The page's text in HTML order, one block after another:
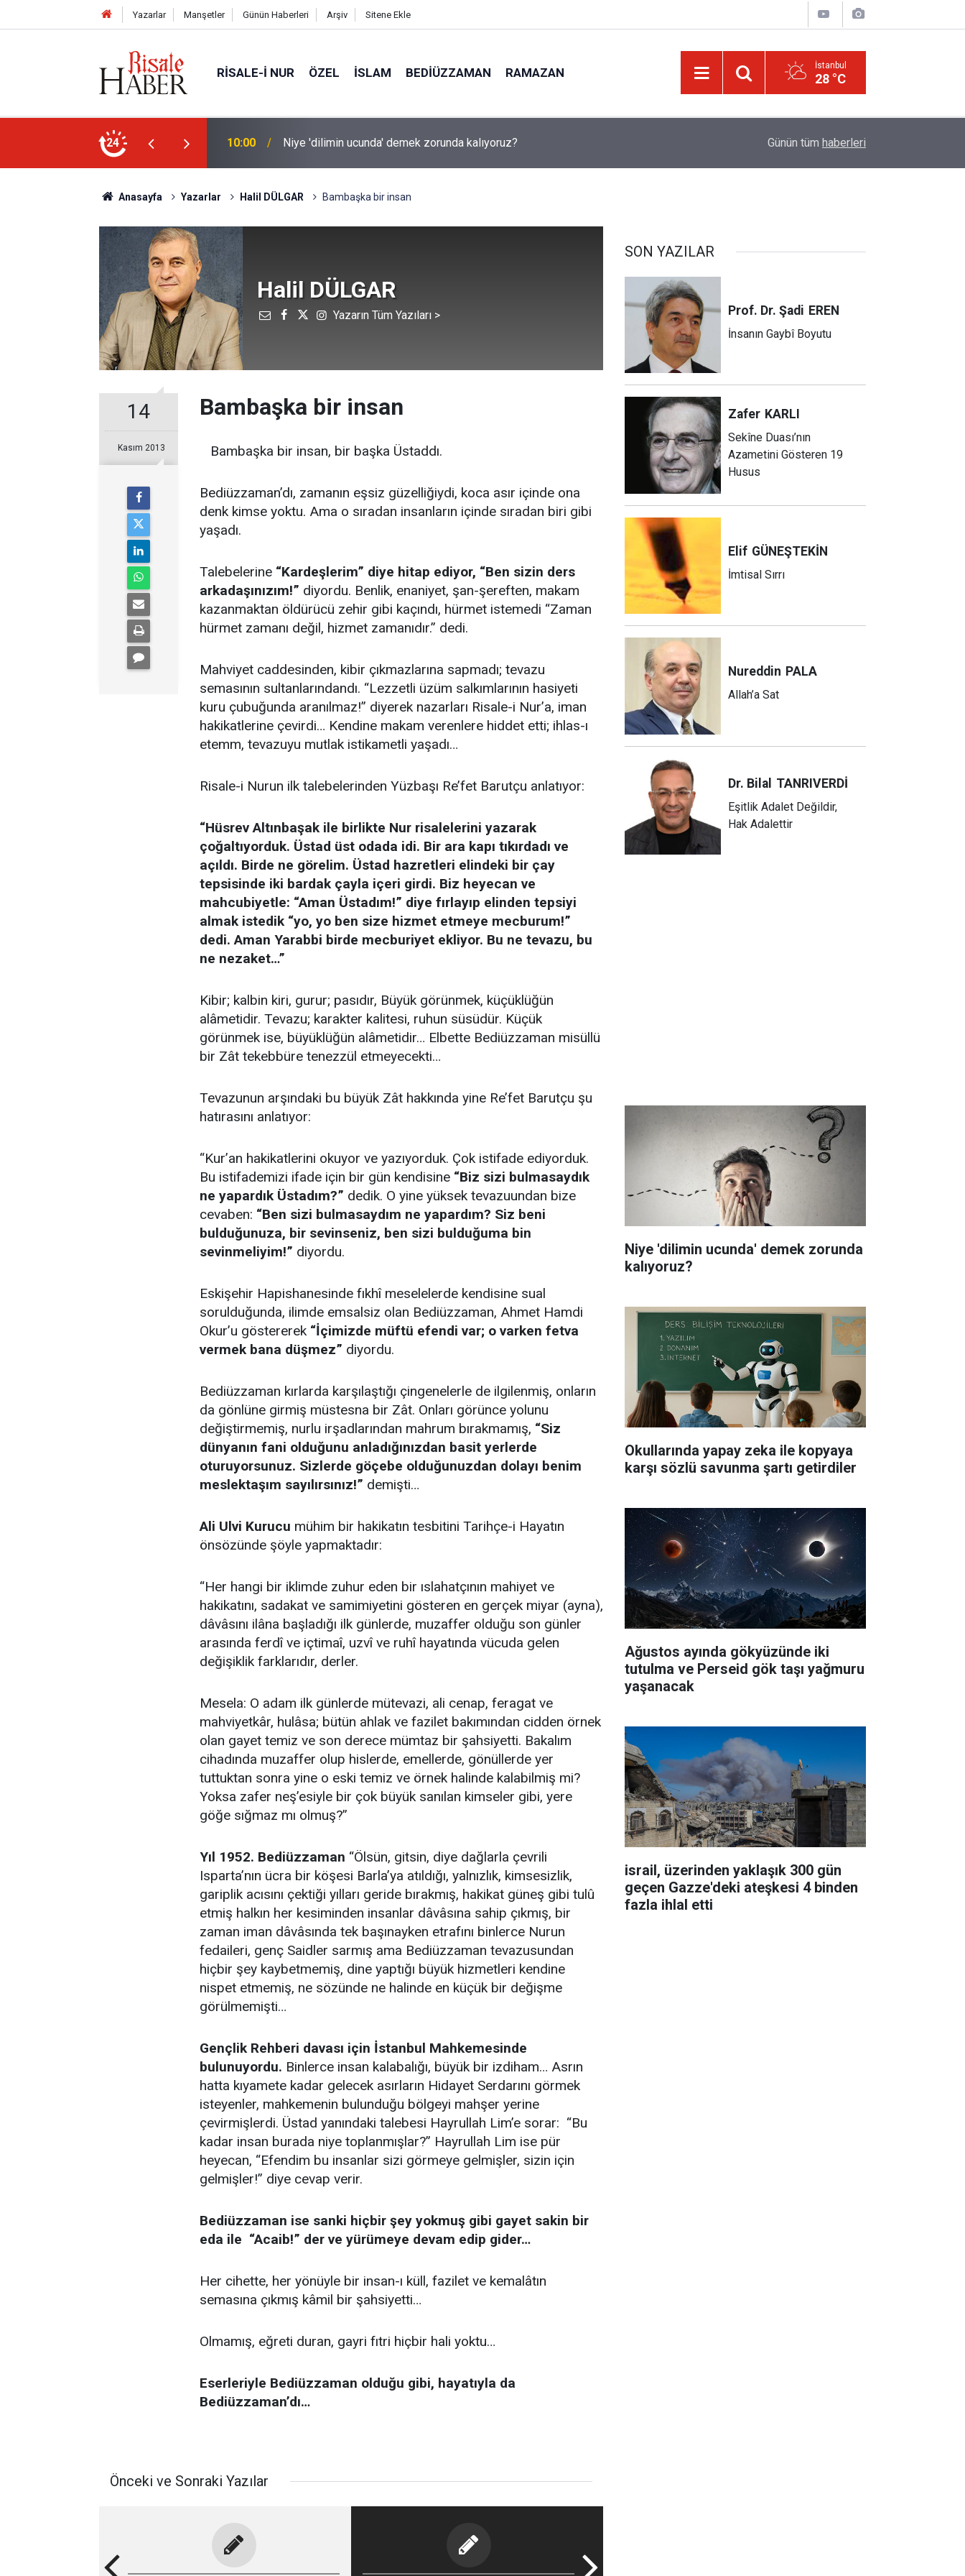
Yazarlar Manşetler Günün Haberleri Arşiv Sitene Ekle
RISALE-I NUR ÖZEL İSLAM BEDIÜZZAMAN RAMAZAN İstanbul
28 °C
24 09:45 Okullarında yapay zeka ile kopyaya karşı sözlü savunma şartı getirdiler
yaşanacak
Günün tüm haberleri
Anasayfa Yazarlar Halil DÜLGAR Bambaşka bir insan
Halil DÜLGAR
Yazarın Tüm Yazıları >
14
Kasım 2013
Bambaşka bir insan
Bambaşka bir insan, bir başka Üstaddı.
Bediüzzaman’dı, zamanın eşsiz güzelliğiydi, koca asır içinde ona
denk kimse yoktu. Ama o sıradan insanların içinde sıradan biri gibi
yaşadı.
Talebelerine “Kardeşlerim” diye hitap ediyor, “Ben sizin ders
arkadaşınızım!” diyordu. Benlik, enaniyet, şan-şereften, makam
kazanmaktan öldürücü zehir gibi kaçındı, hürmet istemedi “Zaman
hürmet zamanı değil, hizmet zamanıdır.” dedi.
Mahviyet caddesinden, kibir çıkmazlarına sapmadı; tevazu
semasının sultanlarındandı. “Lezzetli üzüm salkımlarının hasiyeti
kuru çubuğunda aranılmaz!” diyerek nazarları Risale-i Nur’a, iman
hakikatlerine çevirdi… Kendine makam verenlere hiddet etti; ihlas-ı
etemm, tevazuyu mutlak istikametli yaşadı…
Risale-i Nurun ilk talebelerinden Yüzbaşı Re’fet Barutçu anlatıyor:
“Hüsrev Altınbaşak ile birlikte Nur risalelerini yazarak
çoğaltıyorduk. Üstad üst odada idi. Bir ara kapı tıkırdadı ve
açıldı. Birde ne görelim. Üstad hazretleri elindeki bir çay
tepsisinde iki bardak çayla içeri girdi. Biz heyecan ve
mahcubiyetle: “Aman Üstadım!” diye fırlayıp elinden tepsiyi
almak istedik “yo, yo ben size hizmet etmeye mecburum!”
dedi. Aman Yarabbi birde mecburiyet ekliyor. Bu ne tevazu, bu
ne nezaket…”
Kibir; kalbin kiri, gurur; pasıdır, Büyük görünmek, küçüklüğün
alâmetidir. Tevazu; karakter kalitesi, ruhun süsüdür. Küçük
görünmek ise, büyüklüğün alâmetidir… Elbette Bediüzzaman misüllü
bir Zât tekebbüre tenezzül etmeyecekti…
Tevazunun arşındaki bu büyük Zât hakkında yine Re’fet Barutçu şu
hatırasını anlatıyor:
“Kur’an hakikatlerini okuyor ve yazıyorduk. Çok istifade ediyorduk.
Bu istifademizi ifade için bir gün kendisine “Biz sizi bulmasaydık
ne yapardık Üstadım?” dedik. O yine yüksek tevazuundan bize
cevaben: “Ben sizi bulmasaydım ne yapardım? Siz beni
bulduğunuza, bir sevinseniz, ben sizi bulduğuma bin
sevinmeliyim!” diyordu.
Eskişehir Hapishanesinde fıkhî meselelerde kendisine sual
sorulduğunda, ilimde emsalsiz olan Bediüzzaman, Ahmet Hamdi
Okur’u göstererek “İçimizde müftü efendi var; o varken fetva
vermek bana düşmez” diyordu.
Bediüzzaman kırlarda karşılaştığı çingenelerle de ilgilenmiş, onların
da gönlüne girmiş müstesna bir Zât. Onları görünce yolunu
değiştirmemiş, nurlu irşadlarından mahrum bırakmamış, “Siz
dünyanın fani olduğunu anladığınızdan basit yerlerde
oturuyorsunuz. Sizlerde göçebe olduğunuzdan dolayı benim
meslektaşım sayılırsınız!” demişti…
Ali Ulvi Kurucu mühim bir hakikatın tesbitini Tarihçe-i Hayatın
önsözünde şöyle yapmaktadır:
“Her hangi bir iklimde zuhur eden bir ıslahatçının mahiyet ve
hakikatını, sadakat ve samimiyetini gösteren en gerçek miyar (ayna),
dâvâsını ilâna başladığı ilk günlerde, muzaffer olduğu son günler
arasında ferdî ve içtimaî, uzvî ve ruhî hayatında vücuda gelen
değişiklik farklarıdır, derler.
Mesela: O adam ilk günlerde mütevazi, ali cenap, feragat ve
mahviyetkâr, hulâsa; bütün ahlak ve fazilet bakımından cidden örnek
olan gayet temiz ve son derece mümtaz bir şahsiyetti. Bakalım
cihadında muzaffer olup hislerde, emellerde, gönüllerde yer
tuttuktan sonra yine o eski temiz ve örnek halinde kalabilmiş mi?
Yoksa zafer neş’esiyle bir çok büyük sanılan kimseler gibi, yere
göğe sığmaz mı olmuş?”
Yıl 1952. Bediüzzaman “Ölsün, gitsin, diye dağlarla çevrili
Isparta’nın ücra bir köşesi Barla’ya atıldığı, yalnızlık, kimsesizlik,
gariplik acısını çektiği yılları geride bırakmış, hakikat güneş gibi tulû
etmiş halkın her kesiminden insanlar dâvâsına sahip çıkmış, bir
zaman iman dâvâsında tek başınayken etrafını binlerce Nurun
fedaileri, genç Saidler sarmış ama Bediüzzaman tevazusundan
hiçbir şey kaybetmemiş, dine yaptığı büyük hizmetleri kendine
nispet etmemiş, ne sözünde ne halinde en küçük bir değişme
görülmemişti…
Gençlik Rehberi davası için İstanbul Mahkemesinde
bulunuyordu. Binlerce insan kalabalığı, büyük bir izdiham… Asrın
hatta kıyamete kadar gelecek asırların Hidayet Serdarını görmek
isteyenler, mahkemenin bulunduğu bölgeyi mahşer yerine
çevirmişlerdi. Üstad yanındaki talebesi Hayrullah Lim’e sorar: “Bu
kadar insan burada niye toplanmışlar?” Hayrullah Lim ise pür
heyecan, “Efendim bu insanlar sizi görmeye gelmişler, sizin için
gelmişler!” diye cevap verir.
Bediüzzaman ise sanki hiçbir şey yokmuş gibi gayet sakin bir
eda ile “Acaib!” der ve yürümeye devam edip gider…
Her cihette, her yönüyle bir insan-ı küll, fazilet ve kemalâtın
semasına çıkmış kâmil bir şahsiyetti…
Olmamış, eğreti duran, gayri fıtri hiçbir hali yoktu…
Eserleriyle Bediüzzaman olduğu gibi, hayatıyla da
Bediüzzaman’dı…
Önceki ve Sonraki Yazılar
SON YAZILAR
Prof. Dr. Şadi EREN
İnsanın Gaybî Boyutu
Zafer KARLI
Sekîne Duası’nın
Azametini Gösteren 19
Husus
Elif GÜNEŞTEKİN
İmtisal Sırrı
Nureddin PALA
Allah’a Sat
Dr. Bilal TANRIVERDİ
Eşitlik Adalet Değildir,
Hak Adalettir
Niye 'dilimin ucunda' demek zorunda
kalıyoruz?
Okullarında yapay zeka ile kopyaya
karşı sözlü savunma şartı getirdiler
Ağustos ayında gökyüzünde iki
tutulma ve Perseid gök taşı yağmuru
yaşanacak
israil, üzerinden yaklaşık 300 gün
geçen Gazze'deki ateşkesi 4 binden
fazla ihlal etti